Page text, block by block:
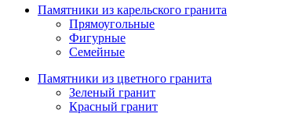
Памятники из карельского гранита
Прямоугольные
Фигурные
Семейные
Памятники из цветного гранита
Зеленый гранит
Красный гранит